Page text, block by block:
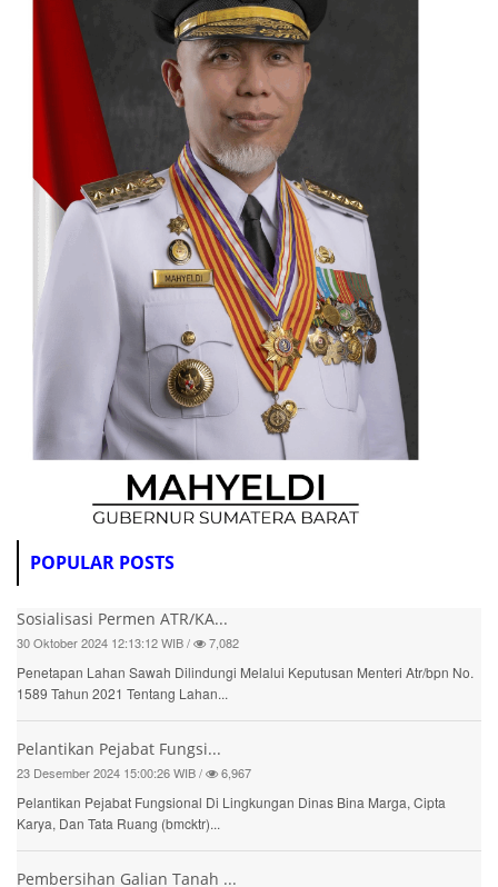
POPULAR POSTS
Sosialisasi Permen ATR/KA...
30 Oktober 2024 12:13:12 WIB / 7,082
Penetapan Lahan Sawah Dilindungi Melalui Keputusan Menteri Atr/bpn No.
1589 Tahun 2021 Tentang Lahan...
Pelantikan Pejabat Fungsi...
23 Desember 2024 15:00:26 WIB / 6,967
Pelantikan Pejabat Fungsional Di Lingkungan Dinas Bina Marga, Cipta
Karya, Dan Tata Ruang (bmcktr)...
Pembersihan Galian Tanah ...